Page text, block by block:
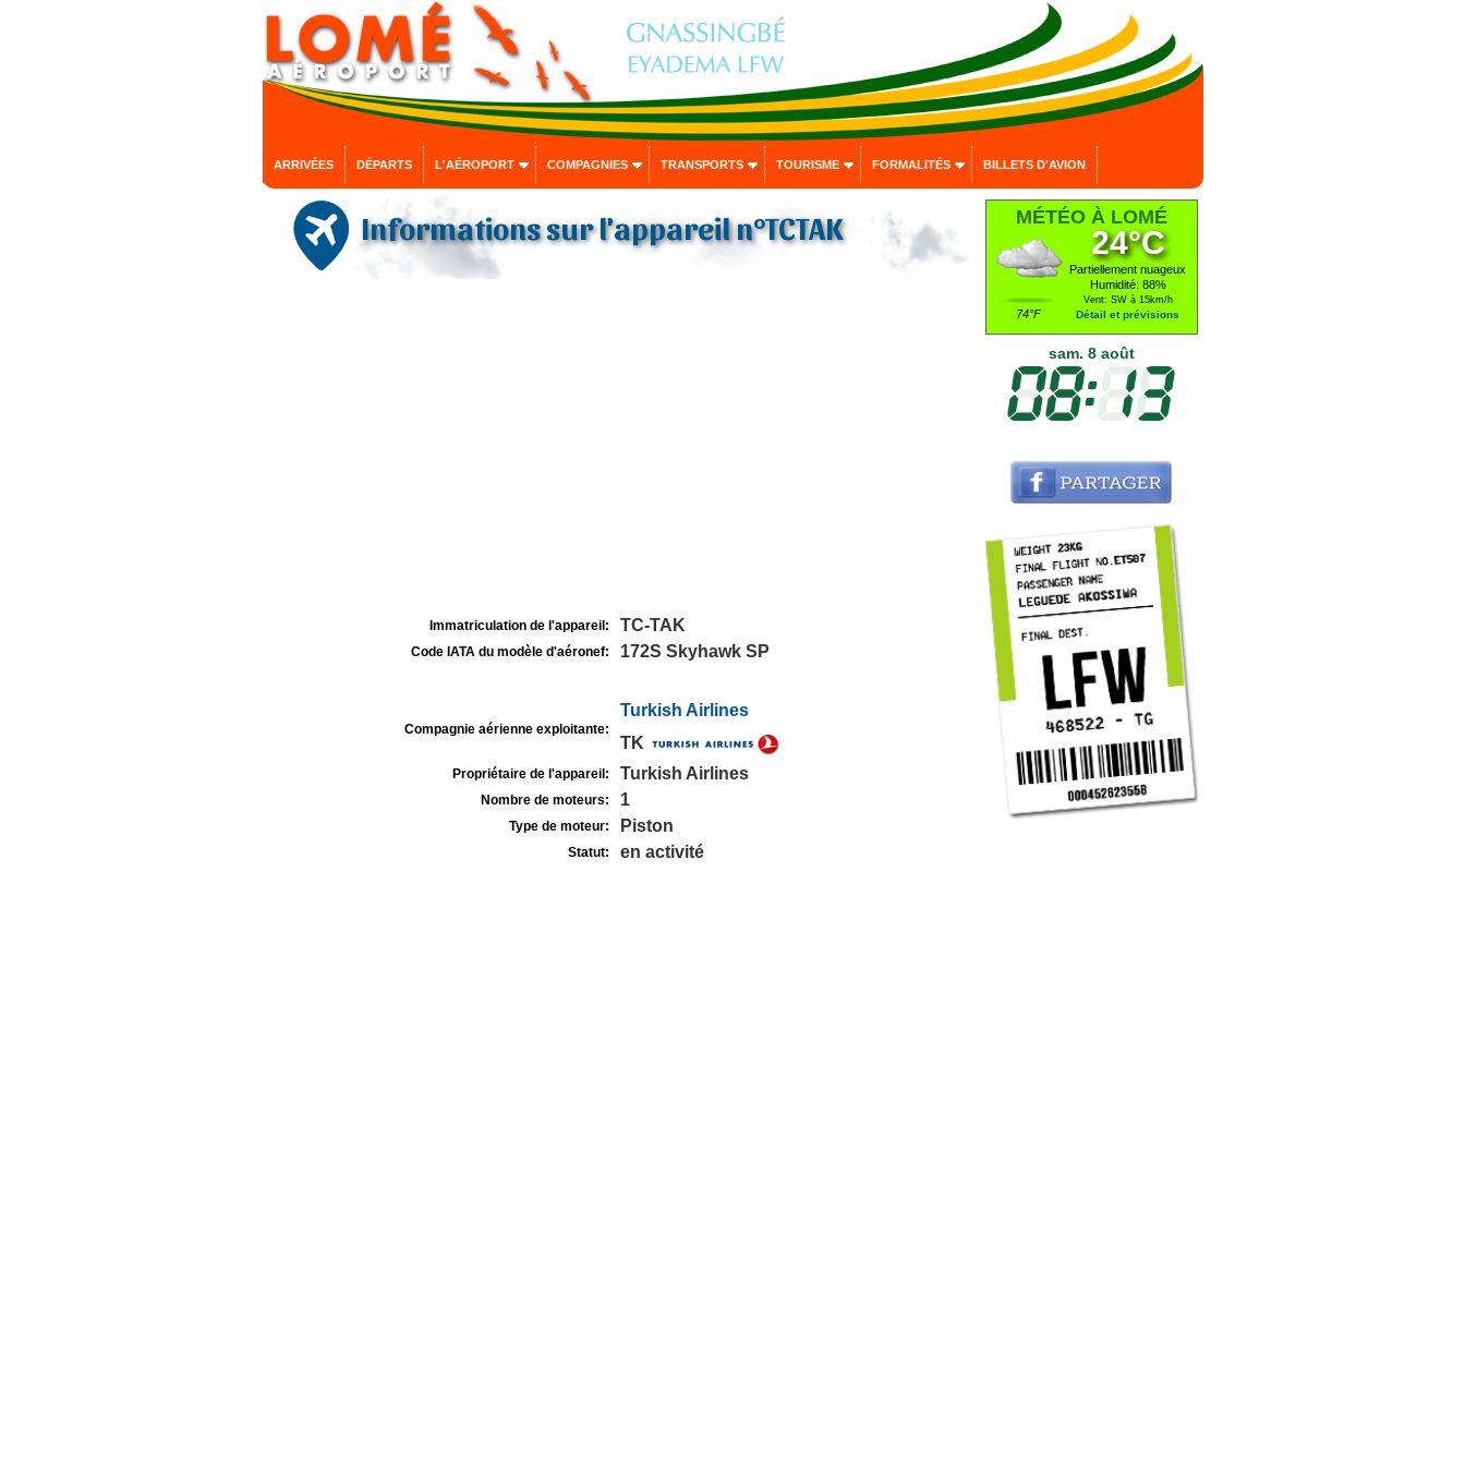
ARRIVÉES DÉPARTS L'AÉROPORT COMPAGNIES TRANSPORTS TOURISME FORMALITÉS BILLETS D'AVION
Informations sur l'appareil n°TCTAK
Immatriculation de l'appareil: TC-TAK
Code IATA du modèle d'aéronef: 172S Skyhawk SP
Compagnie aérienne exploitante:
Turkish Airlines
TK
Propriétaire de l'appareil: Turkish Airlines
Nombre de moteurs: 1
Type de moteur: Piston
Statut: en activité
MÉTÉO À LOMÉ
74°F
24°C
Partiellement nuageux
Humidité: 88%
Vent: SW à 15km/h
Détail et prévisions
sam. 8 août